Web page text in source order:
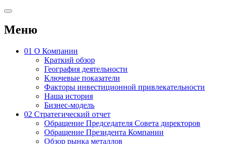
Меню
01 О Компании
Краткий обзор
География деятельности
Ключевые показатели
Факторы инвестиционной привлекательности
Наша история
Бизнес-модель
02 Стратегический отчет
Обращение Председателя Совета директоров
Обращение Президента Компании
Обзор рынка металлов